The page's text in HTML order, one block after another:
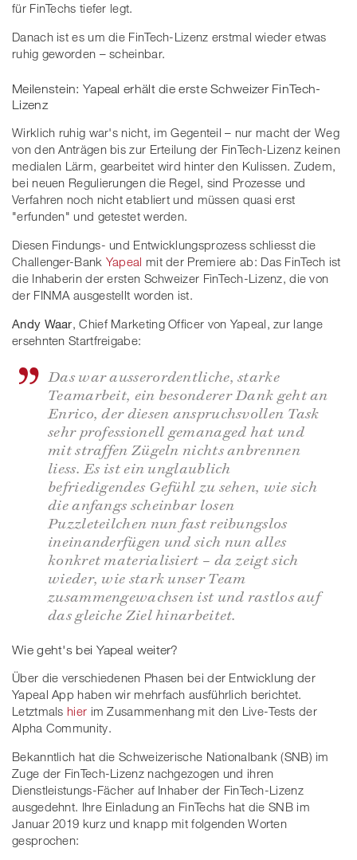
für FinTechs tiefer legt.
Danach ist es um die FinTech-Lizenz erstmal wieder etwas
ruhig geworden – scheinbar.
Meilenstein: Yapeal erhält die erste Schweizer FinTech-
Lizenz
Wirklich ruhig war's nicht, im Gegenteil – nur macht der Weg
von den Anträgen bis zur Erteilung der FinTech-Lizenz keinen
medialen Lärm, gearbeitet wird hinter den Kulissen. Zudem,
bei neuen Regulierungen die Regel, sind Prozesse und
Verfahren noch nicht etabliert und müssen quasi erst
"erfunden" und getestet werden.
Diesen Findungs- und Entwicklungsprozess schliesst die
Challenger-Bank Yapeal mit der Premiere ab: Das FinTech ist
die Inhaberin der ersten Schweizer FinTech-Lizenz, die von
der FINMA ausgestellt worden ist.
Andy Waar, Chief Marketing Officer von Yapeal, zur lange
ersehnten Startfreigabe:
Das war ausserordentliche, starke
Teamarbeit, ein besonderer Dank geht an
Enrico, der diesen anspruchsvollen Task
sehr professionell gemanaged hat und
mit straffen Zügeln nichts anbrennen
liess. Es ist ein unglaublich
befriedigendes Gefühl zu sehen, wie sich
die anfangs scheinbar losen
Puzzleteilchen nun fast reibungslos
ineinanderfügen und sich nun alles
konkret materialisiert – da zeigt sich
wieder, wie stark unser Team
zusammengewachsen ist und rastlos auf
das gleiche Ziel hinarbeitet.
Wie geht's bei Yapeal weiter?
Über die verschiedenen Phasen bei der Entwicklung der
Yapeal App haben wir mehrfach ausführlich berichtet.
Letztmals hier im Zusammenhang mit den Live-Tests der
Alpha Community.
Bekanntlich hat die Schweizerische Nationalbank (SNB) im
Zuge der FinTech-Lizenz nachgezogen und ihren
Dienstleistungs-Fächer auf Inhaber der FinTech-Lizenz
ausgedehnt. Ihre Einladung an FinTechs hat die SNB im
Januar 2019 kurz und knapp mit folgenden Worten
gesprochen: